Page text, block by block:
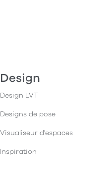
Design
Design LVT
Designs de pose
Visualiseur d'espaces
Inspiration